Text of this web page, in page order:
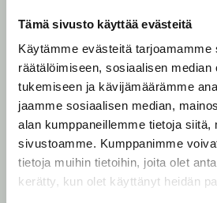
Tämä sivusto käyttää evästeitä
Käytämme evästeitä tarjoamamme
räätälöimiseen, sosiaalisen median
tukemiseen ja kävijämäärämme
jaamme sosiaalisen median,
alan kumppaneillemme tietoja siitä,
sivustoamme. Kumppanimme
tietoja muihin tietoihin, joita olet
kerätty, kun olet käyttänyt heidän
v
ä
l
i
l
e
h
t
e
e
v
ä
l
i
l
e
h
t
i
o
P
a
r
v
e
l
a